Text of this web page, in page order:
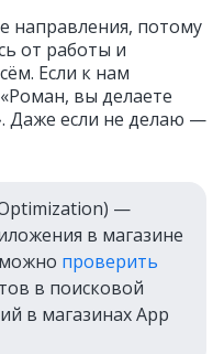
направления, потому
от работы и
Если к нам
вы делаете
Даже если не делаю —
—
в магазине
проверить
в поисковой
в магазинах App